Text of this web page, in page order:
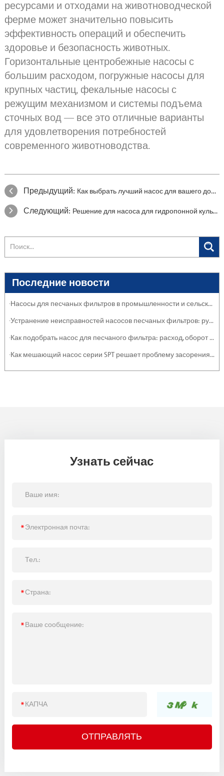
ресурсами и отходами на животноводческой
ферме может значительно повысить
эффективность операций и обеспечить
здоровье и безопасность животных.
Горизонтальные центробежные насосы с
большим расходом, погружные насосы для
крупных частиц, фекальные насосы с
режущим механизмом и системы подъема
сточных вод — все это отличные варианты
для удовлетворения потребностей
современного животноводства.
Предыдущий: Как выбрать лучший насос для вашего дома
Следующий: Решение для насоса для гидропонной культуры
Последние новости
·Насосы для песчаных фильтров в промышленности и сельском хозяйстве: защита систем
·Устранение неисправностей насосов песчаных фильтров: руководство по обслуживанию
·Как подобрать насос для песчаного фильтра: расход, оборот и эффективность
·Как мешающий насос серии SPT решает проблему засорения тяжелыми отложениями и суспензиями
Узнать сейчас